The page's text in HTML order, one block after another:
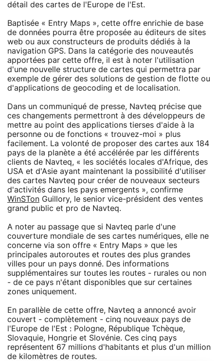
détail des cartes de l'Europe de l'Est.
Baptisée « Entry Maps », cette offre enrichie de base
de données pourra être proposée au éditeurs de sites
web ou aux constructeurs de produits dédiés à la
navigation GPS. Dans la catégorie des nouveautés
apportées par cette offre, il est à noter l'utilisation
d'une nouvelle structure de cartes qui permettra par
exemple de gérer des solutions de gestion de flotte ou
d'applications de geocoding et de localisation.
Dans un communiqué de presse, Navteq précise que
ces changements permettront à des développeurs de
mettre au point des applications tierses d'aide à la
personne ou de fonctions « trouvez-moi » plus
facilement. La volonté de proposer des cartes aux 184
pays de la planète a été accélérée par les différents
clients de Navteq, « les sociétés locales d'Afrique, des
USA et d'Asie ayant maintenant la possibilité d'utiliser
des cartes Navteq pour créer de nouveaux secteurs
d'activités dans les pays emergents », confirme
WinSTon Guillory, le senior vice-président des ventes
grand public et pro de Navteq.
A noter au passage que si Navteq parle d'une
couverture mondiale de ses cartes numériques, elle ne
concerne via son offre « Entry Maps » que les
principales autoroutes et routes des plus grandes
villes pour un pays donné. Des informations
supplémentaires sur toutes les routes - rurales ou non
- de ce pays n'étant disponibles que sur certaines
zones uniquement.
En parallèle de cette offre, Navteq a annoncé avoir
couvert - complètement - cinq nouveaux pays de
l'Europe de l'Est : Pologne, République Tchèque,
Slovaquie, Hongrie et Slovénie. Ces cinq pays
représentent 67 millions d'habitants et plus d'un million
de kilomètres de routes.